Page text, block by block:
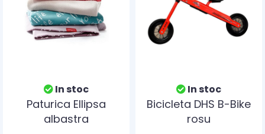
In stoc
Paturica Ellipsa
albastra
In stoc
Bicicleta DHS B-Bike
rosu